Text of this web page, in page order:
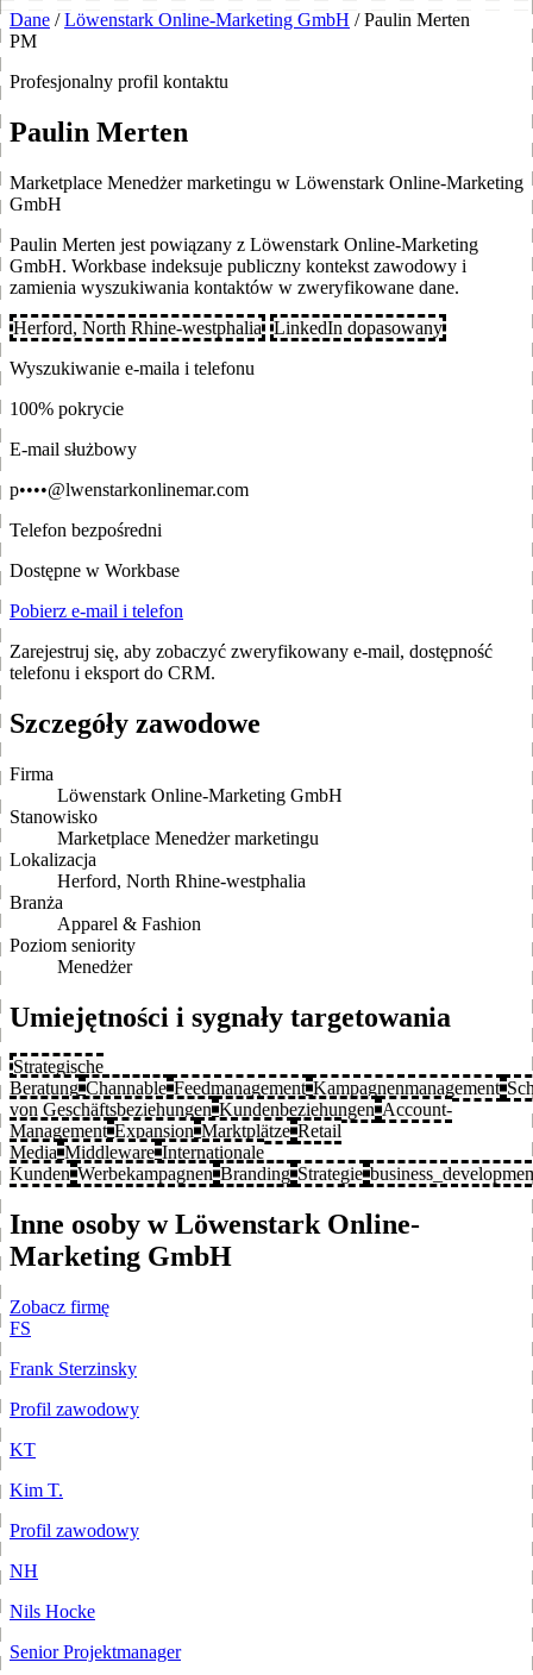
Dane / Löwenstark Online-Marketing GmbH / Paulin Merten
PM
Profesjonalny profil kontaktu
Paulin Merten
Marketplace Menedżer marketingu w Löwenstark Online-Marketing
GmbH
Paulin Merten jest powiązany z Löwenstark Online-Marketing
GmbH. Workbase indeksuje publiczny kontekst zawodowy i
zamienia wyszukiwania kontaktów w zweryfikowane dane.
Herford, North Rhine-westphalia
LinkedIn dopasowany
Wyszukiwanie e-maila i telefonu
100% pokrycie
E-mail służbowy
p••••@lwenstarkonlinemar.com
Telefon bezpośredni
Dostępne w Workbase
Pobierz e-mail i telefon
Zarejestruj się, aby zobaczyć zweryfikowany e-mail, dostępność
telefonu i eksport do CRM.
Szczegóły zawodowe
Firma
Löwenstark Online-Marketing GmbH
Stanowisko
Marketplace Menedżer marketingu
Lokalizacja
Herford, North Rhine-westphalia
Branża
Apparel & Fashion
Poziom seniority
Menedżer
Umiejętności i sygnały targetowania
Strategische
Beratung Channable Feedmanagement Kampagnenmanagement
von Geschäftsbeziehungen Kundenbeziehungen Account-
Management Expansion Marktplätze Retail
Media Middleware Internationale
Kunden Werbekampagnen Branding Strategie
Inne osoby w Löwenstark Online-
Marketing GmbH
Zobacz firmę
FS
Frank Sterzinsky
Profil zawodowy
KT
Kim T.
Profil zawodowy
NH
Nils Hocke
Senior Projektmanager